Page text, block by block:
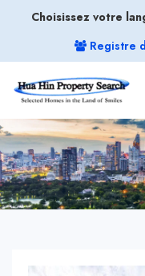
Choisissez votre
Registre